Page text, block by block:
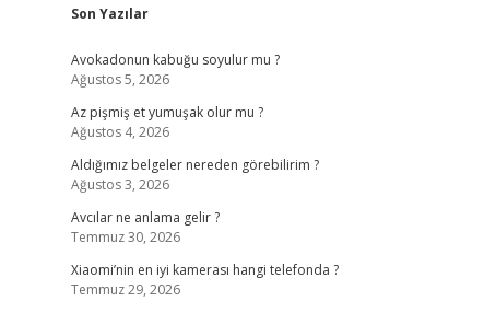
Sidebar
Son Yazılar
Avokadonun kabuğu soyulur mu ?
Ağustos 5, 2026
Az pişmiş et yumuşak olur mu ?
Ağustos 4, 2026
Aldığımız belgeler nereden görebilirim ?
Ağustos 3, 2026
Avcılar ne anlama gelir ?
Temmuz 30, 2026
Xiaomi’nin en iyi kamerası hangi telefonda ?
Temmuz 29, 2026